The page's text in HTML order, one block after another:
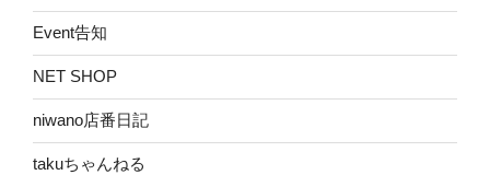
Event告知
NET SHOP
niwano店番日記
takuちゃんねる